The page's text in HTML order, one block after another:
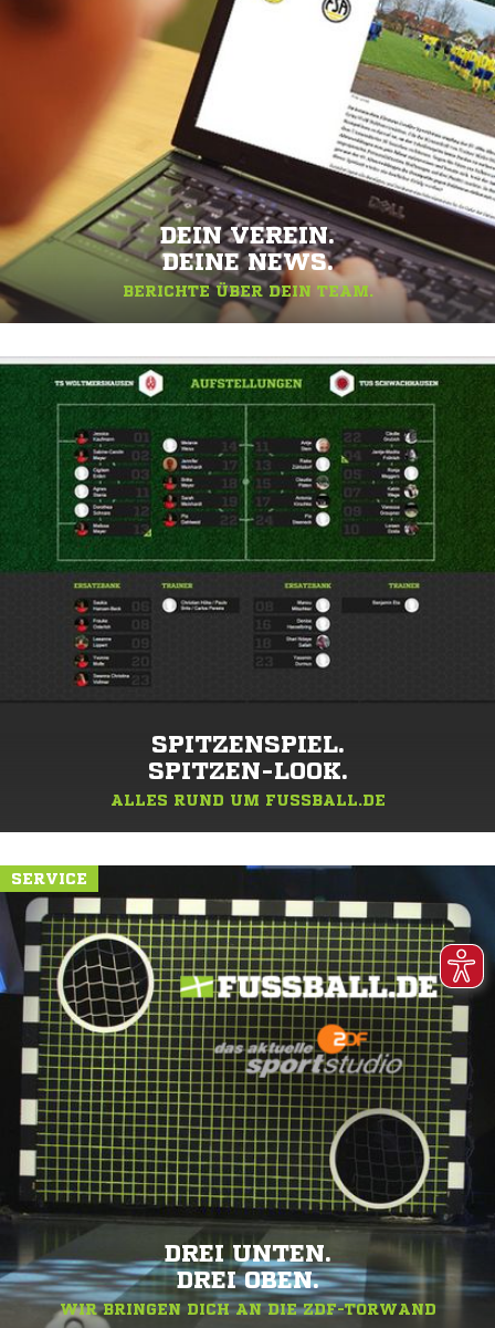
DEIN VEREIN.
DEINE NEWS.
BERICHTE ÜBER DEIN TEAM.
SPITZENSPIEL.
SPITZEN-LOOK.
ALLES RUND UM FUSSBALL.DE
SERVICE
DREI UNTEN.
DREI OBEN.
WIR BRINGEN DICH AN DIE ZDF-TORWAND